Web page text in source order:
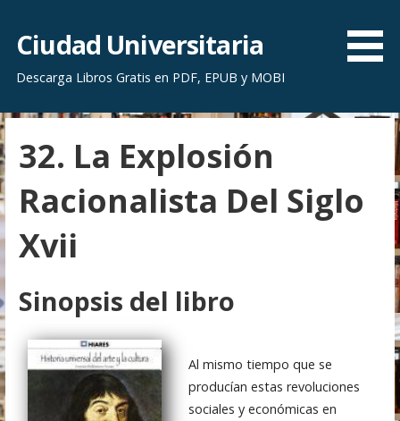
r
a
l
c
o
n
e
n
i
d
o
Ciudad Universitaria
Descarga Libros Gratis en PDF, EPUB y MOBI
32. La Explosión
Racionalista Del Siglo
Xvii
Sinopsis del libro
Al mismo tiempo que se
producían estas revoluciones
sociales y económicas en